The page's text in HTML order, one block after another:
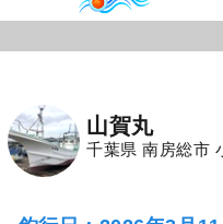
山賀丸
千葉県 南房総市